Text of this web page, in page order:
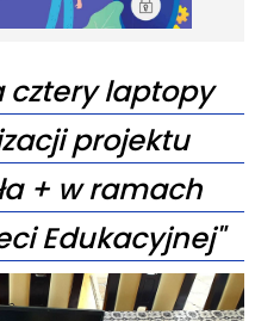
cztery laptopy
projektu
+ w ramach
Edukacyjnej"